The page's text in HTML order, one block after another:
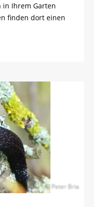
in Ihrem Garten
finden dort einen
© Peter Bria